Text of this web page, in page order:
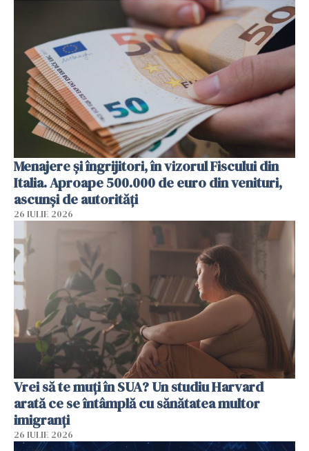
Menajere și îngrijitori, în vizorul Fiscului din
Italia. Aproape 500.000 de euro din venituri,
ascunși de autorități
26 IULIE 2026
Vrei să te muți în SUA? Un studiu Harvard
arată ce se întâmplă cu sănătatea multor
imigranți
26 IULIE 2026